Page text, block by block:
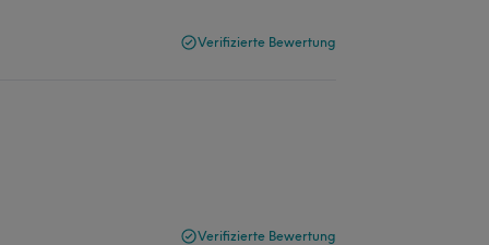
Verifizierte Bewertung
Verifizierte Bewertung